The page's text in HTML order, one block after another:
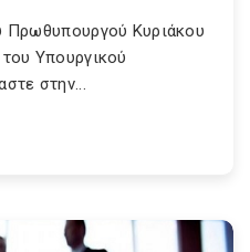
Πρωθυπουργού Κυριάκου
Υπουργικού
στην...